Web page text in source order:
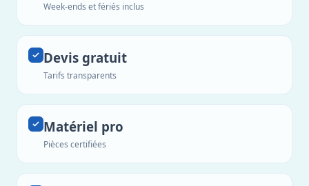
Week-ends et fériés inclus
Devis gratuit
Tarifs transparents
Matériel pro
Pièces certifiées